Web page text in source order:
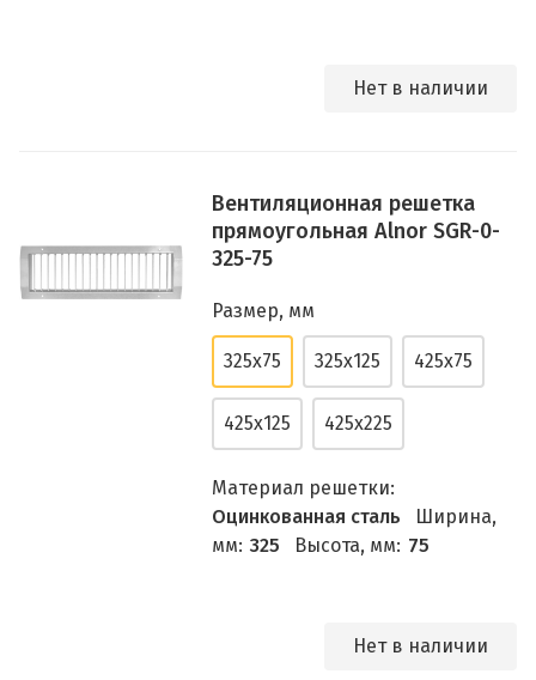
Нет в наличии
Вентиляционная решетка
прямоугольная Alnor SGR-0-
325-75
Размер, мм
325х75 325х125 425х75
425х125 425х225
Материал решетки:
Оцинкованная сталь
Ширина,
мм: 325 Высота, мм: 75
Нет в наличии